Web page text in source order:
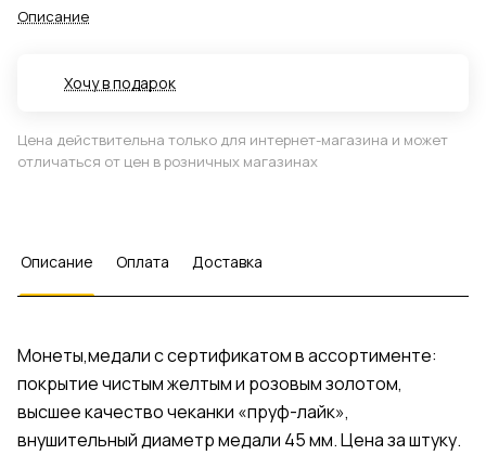
Описание
Хочу в подарок
Цена действительна только для интернет-магазина и может
отличаться от цен в розничных магазинах
Описание Оплата Доставка
Монеты,медали с сертификатом в ассортименте:
покрытие чистым желтым и розовым золотом,
высшее качество чеканки «пруф-лайк»,
внушительный диаметр медали 45 мм. Цена за штуку.